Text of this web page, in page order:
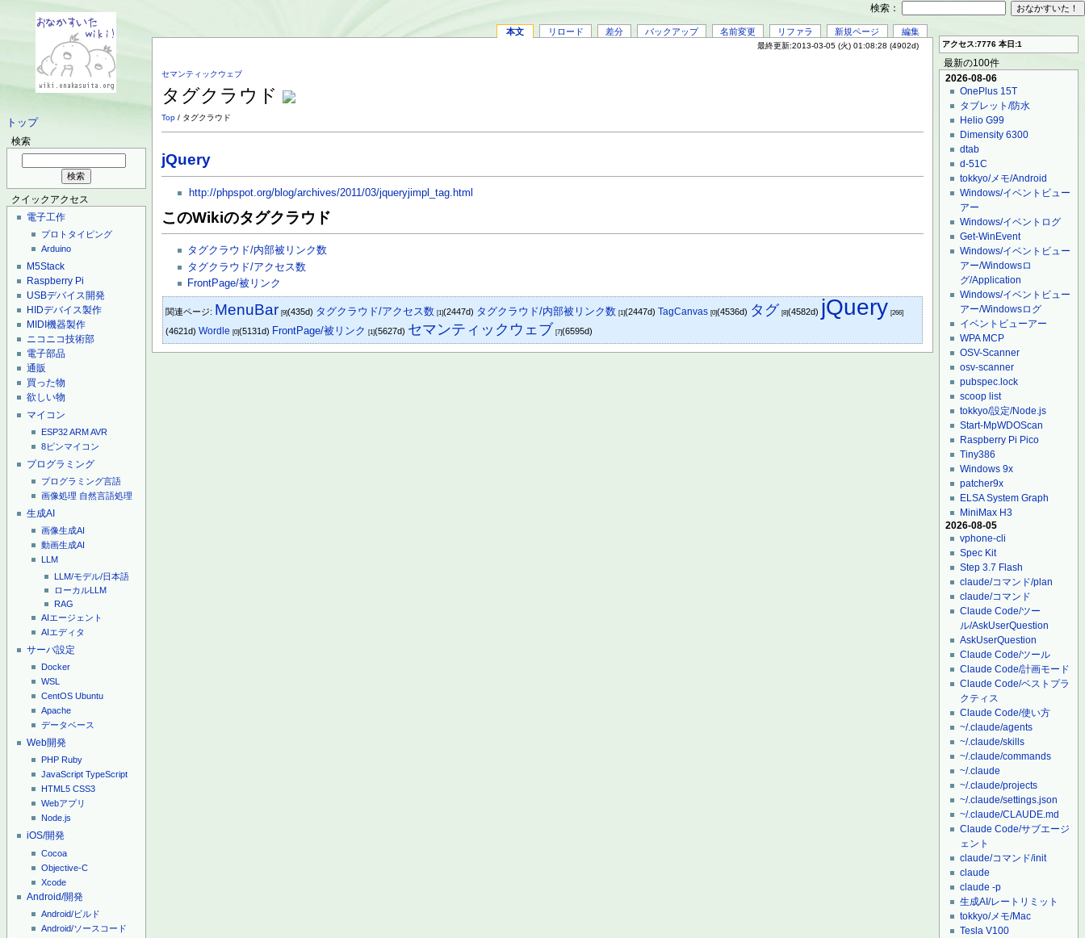
トップ
検索
クイックアクセス
電子工作
プロトタイピング
Arduino
M5Stack
Raspberry Pi
USBデバイス開発
HIDデバイス製作
MIDI機器製作
ニコニコ技術部
電子部品
通販
買った物
欲しい物
マイコン
ESP32ARMAVR
8ピンマイコン
プログラミング
プログラミング言語
画像処理 自然言語処理
生成AI
画像生成AI
動画生成AI
LLM
LLM/モデル/日本語
ローカルLLM
RAG
AIエージェント
AIエディタ
サーバ設定
Docker
WSL
CentOS Ubuntu
Apache
データベース
Web開発
PHP Ruby
JavaScript TypeScript
HTML5 CSS3
Webアプリ
Node.js
iOS/開発
Cocoa
Objective-C
Xcode
Android/開発
Android/ビルド
Android/ソースコード
本文 リロード 差分 バックアップ 名前変更 リファラ 新規ページ 編集
最終更新:2013-03-05 (火) 01:08:28 (4902d)
セマンティックウェブ
タグクラウド
Top / タグクラウド
jQuery
http://phpspot.org/blog/archives/2011/03/jqueryjimpl_tag.html
このWikiのタグクラウド
タグクラウド/内部被リンク数
タグクラウド/アクセス数
FrontPage/被リンク
関連ページ: MenuBar [9](435d) タグクラウド/アクセス数 [1](2447d) タグクラウド/内部被リンク数 [1](2447d)TagCanvas [0](4536d) タグ [8](4582d) jQuery [266]
(4621d)Wordle [0](5131d) FrontPage/被リンク [1](5627d) セマンティックウェブ [7](6595d)
アクセス:7776 本日:1
最新の100件
2026-08-06
OnePlus 15T
タブレット/防水
Helio G99
Dimensity 6300
dtab
d-51C
tokkyo/メモ/Android
Windows/イベントビュー
アー
Windows/イベントログ
Get-WinEvent
Windows/イベントビュー
アー/Windowsロ
グ/Application
Windows/イベントビュー
アー/Windowsログ
イベントビューアー
WPA MCP
OSV-Scanner
osv-scanner
pubspec.lock
scoop list
tokkyo/設定/Node.js
Start-MpWDOScan
Raspberry Pi Pico
Tiny386
Windows 9x
patcher9x
ELSA System Graph
MiniMax H3
2026-08-05
vphone-cli
Spec Kit
Step 3.7 Flash
claude/コマンド/plan
claude/コマンド
Claude Code/ツー
ル/AskUserQuestion
AskUserQuestion
Claude Code/ツール
Claude Code/計画モード
Claude Code/ベストプラ
クティス
Claude Code/使い方
~/.claude/agents
~/.claude/skills
~/.claude/commands
~/.claude
~/.claude/projects
~/.claude/settings.json
~/.claude/CLAUDE.md
Claude Code/サブエージ
ェント
claude/コマンド/init
claude
claude -p
生成AI/レートリミット
tokkyo/メモ/Mac
Tesla V100
検索：